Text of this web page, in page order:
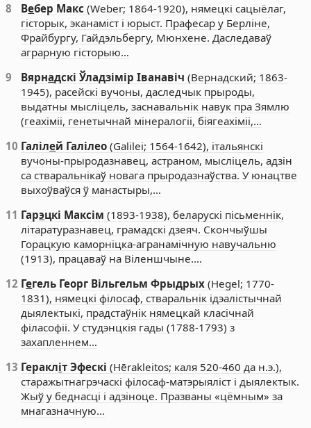
8
Вебер Макс (Weber; 1864-1920), нямецкі сацыёлаг,
гісторык, эканаміст і юрыст. Прафесар у Берліне,
Фрайбургу, Гайдэльбергу, Мюнхене. Даследаваў
аграрную гісторыю…
9
Вярнадскі Ўладзімір Іванавіч (Вернадский; 1863-
1945), расейскі вучоны, даследчык прыроды,
выдатны мысліцель, заснавальнік навук пра Зямлю
(геахіміі, генетычнай мінералогіі, біягеахіміі,…
10 Галілей Галілео (Galilei; 1564-1642), італьянскі
вучоны-прыродазнавец, астраном, мысліцель, адзін
са стваральнікаў новага прыродазнаўства. У юнацтве
выхоўваўся ў манастыры,…
11 Гарэцкі Максім (1893-1938), беларускі пісьменнік,
літаратуразнавец, грамадскі дзеяч. Скончыўшы
Горацкую каморніцка-агранамічную навучальню
(1913), працаваў на Віленшчыне.…
12 Гегель Георг Вільгельм Фрыдрых (Hegel; 1770-
1831), нямецкі філосаф, стваральнік ідэалістычнай
дыялектыкі, прадстаўнік нямецкай класічнай
філасофіі. У студэнцкія гады (1788-1793) з
захапленнем…
13 Геракліт Эфескі (Hērakleitos; каля 520-460 да н.э.),
старажытнагрэчаскі філосаф-матэрыяліст і дыялектык.
Жыў у беднасці і адзіноце. Празваны «цёмным» за
мнагазначную…